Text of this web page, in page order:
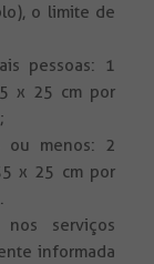
o limite de
pessoas: 1
x 25 cm por
ou menos: 2
x 25 cm por
serviços
informada